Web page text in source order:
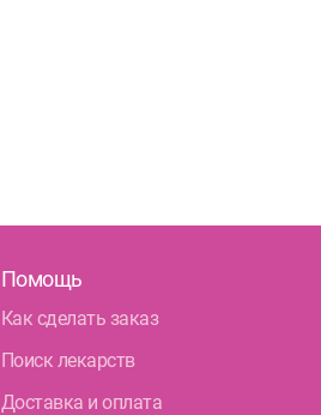
Помощь
Как сделать заказ
Поиск лекарств
Доставка и оплата